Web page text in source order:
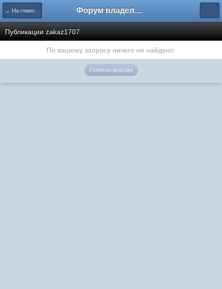
← На главную Форум владельцев интернет-магазинов
Публикации zakaz1707
По вашему запросу ничего не найдено.
Полная версия